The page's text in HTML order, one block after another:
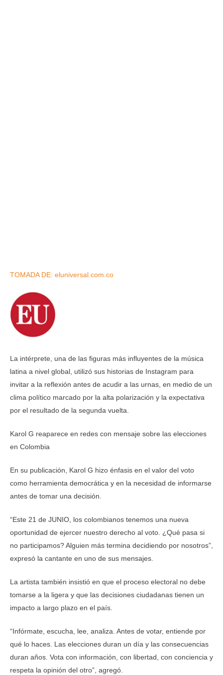
TOMADA DE: eluniversal.com.co
La intérprete, una de las figuras más influyentes de la música
latina a nivel global, utilizó sus historias de Instagram para
invitar a la reflexión antes de acudir a las urnas, en medio de un
clima político marcado por la alta polarización y la expectativa
por el resultado de la segunda vuelta.
Karol G reaparece en redes con mensaje sobre las elecciones
en Colombia
En su publicación, Karol G hizo énfasis en el valor del voto
como herramienta democrática y en la necesidad de informarse
antes de tomar una decisión.
“Este 21 de JUNIO, los colombianos tenemos una nueva
oportunidad de ejercer nuestro derecho al voto. ¿Qué pasa si
no participamos? Alguien más termina decidiendo por nosotros”,
expresó la cantante en uno de sus mensajes.
La artista también insistió en que el proceso electoral no debe
tomarse a la ligera y que las decisiones ciudadanas tienen un
impacto a largo plazo en el país.
“Infórmate, escucha, lee, analiza. Antes de votar, entiende por
qué lo haces. Las elecciones duran un día y las consecuencias
duran años. Vota con información, con libertad, con conciencia y
respeta la opinión del otro”, agregó.